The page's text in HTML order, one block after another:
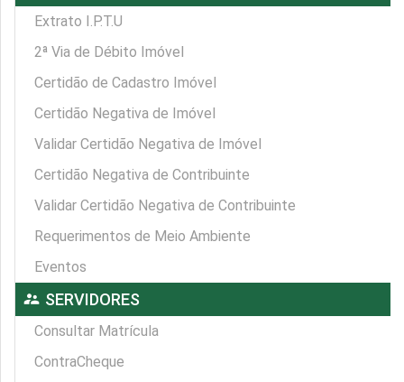
Extrato I.P.T.U
2ª Via de Débito Imóvel
Certidão de Cadastro Imóvel
Certidão Negativa de Imóvel
Validar Certidão Negativa de Imóvel
Certidão Negativa de Contribuinte
Validar Certidão Negativa de Contribuinte
Requerimentos de Meio Ambiente
Eventos
supervisor_account SERVIDORES
Consultar Matrícula
ContraCheque